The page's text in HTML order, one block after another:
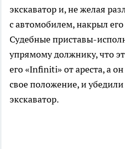
экскаватор и, не желая
с автомобилем, накрыл
Судебные приставы-
упрямому должнику, что
его «Infiniti» от ареста, а
свое положение, и убедили
экскаватор.